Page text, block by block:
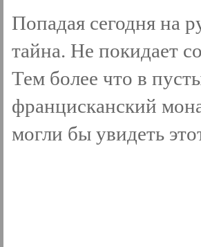
Попадая сегодня на
тайна. Не покидает
Тем более что в
францисканский
могли бы увидеть